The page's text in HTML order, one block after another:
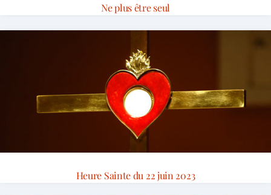
Ne plus être seul
Heure Sainte du 22 juin 2023